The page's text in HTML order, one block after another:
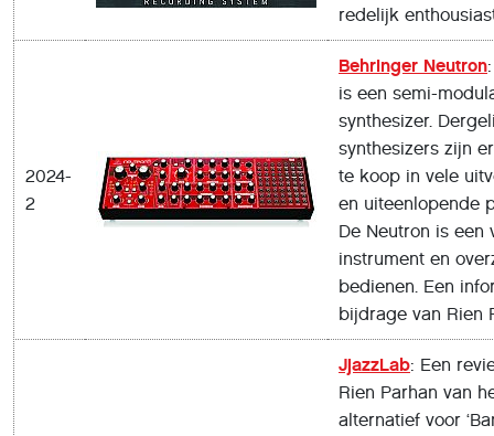
redelijk
2024-
2
Behringer Neutron
is een semi-
synthesizer.
synthesizers zijn
te koop in vele
en uiteenlopende
De Neutron is een
instrument en
bedienen. Een
bijdrage van Rien
JjazzLab: Een
Rien Parhan van
alternatief voor